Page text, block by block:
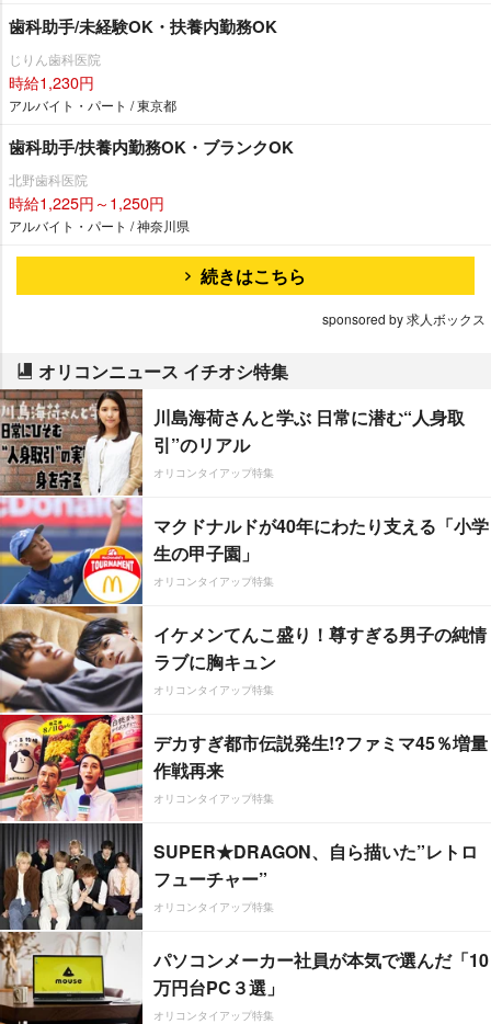
歯科助手/未経験OK・扶養内勤務OK
じりん歯科医院
時給1,230円
アルバイト・パート / 東京都
歯科助手/扶養内勤務OK・ブランクOK
北野歯科医院
時給1,225円～1,250円
アルバイト・パート / 神奈川県
続きはこちら
sponsored by 求人ボックス
オリコンニュース イチオシ特集
川島海荷さんと学ぶ 日常に潜む“人身取
引”のリアル
オリコンタイアップ特集
マクドナルドが40年にわたり支える「小学
生の甲子園」
オリコンタイアップ特集
イケメンてんこ盛り！尊すぎる男子の純情
ラブに胸キュン
オリコンタイアップ特集
デカすぎ都市伝説発生!?ファミマ45％増量
作戦再来
オリコンタイアップ特集
SUPER★DRAGON、自ら描いた”レトロ
フューチャー”
オリコンタイアップ特集
パソコンメーカー社員が本気で選んだ「10
万円台PC３選」
オリコンタイアップ特集